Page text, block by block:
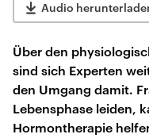
Audio
Über den
sind sich Experten
den Umgang damit.
Lebensphase leiden,
Hormontherapie